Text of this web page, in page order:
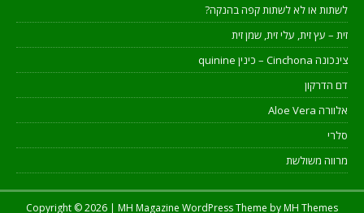
לשתות או לא לשתות קפה בהנקה?
זית – עץ זית, עלי זית, שמן זית
צינכונה Cinchona – כינין quinine
דם הדרקון
אלוורה Aloe Vera
סלרי
מרווה משולשת
Copyright © 2026 | MH Magazine WordPress Theme by MH Themes